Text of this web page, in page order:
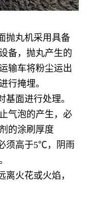
丸机采用具备
备，抛丸产生的
输车将粉尘运出
行掩埋。
面进行处理。
气泡的产生，必
的涂刷厚度
高于5℃，阴雨
火花或火焰，